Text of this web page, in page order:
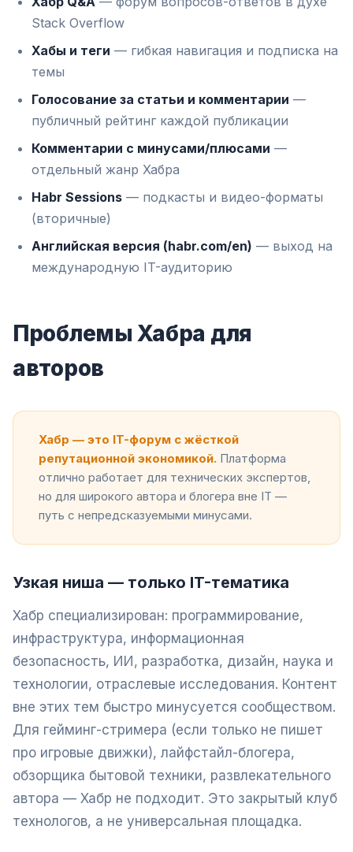
Stack Overflow
Хабы и теги — гибкая навигация и подписка на
темы
Голосование за статьи и комментарии —
публичный рейтинг каждой публикации
Комментарии с минусами/плюсами —
отдельный жанр Хабра
Habr Sessions — подкасты и видео-форматы
(вторичные)
Английская версия (habr.com/en) — выход на
международную IT-аудиторию
Проблемы Хабра для
авторов
Хабр — это IT-форум с жёсткой
репутационной экономикой. Платформа
отлично работает для технических экспертов,
но для широкого автора и блогера вне IT —
путь с непредсказуемыми минусами.
Узкая ниша — только IT-тематика
Хабр специализирован: программирование,
инфраструктура, информационная
безопасность, ИИ, разработка, дизайн, наука и
технологии, отраслевые исследования. Контент
вне этих тем быстро минусуется сообществом.
Для гейминг-стримера (если только не пишет
про игровые движки), лайфстайл-блогера,
обзорщика бытовой техники, развлекательного
автора — Хабр не подходит. Это закрытый клуб
технологов, а не универсальная площадка.